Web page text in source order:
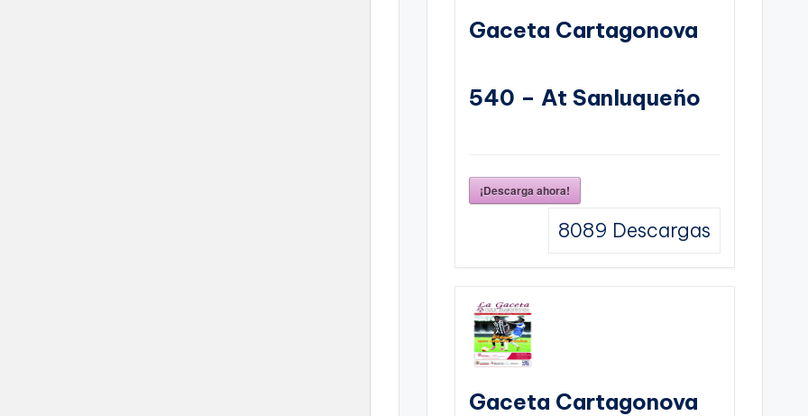
Gaceta Cartagonova
540 – At Sanluqueño
¡Descarga ahora!
8089 Descargas
Gaceta Cartagonova